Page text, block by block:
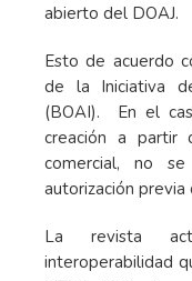
abierto del DOAJ.
Esto de acuerdo
de la Iniciativa
(BOAI). En el
creación a partir
comercial, no
autorización
La revista
interoperabilidad